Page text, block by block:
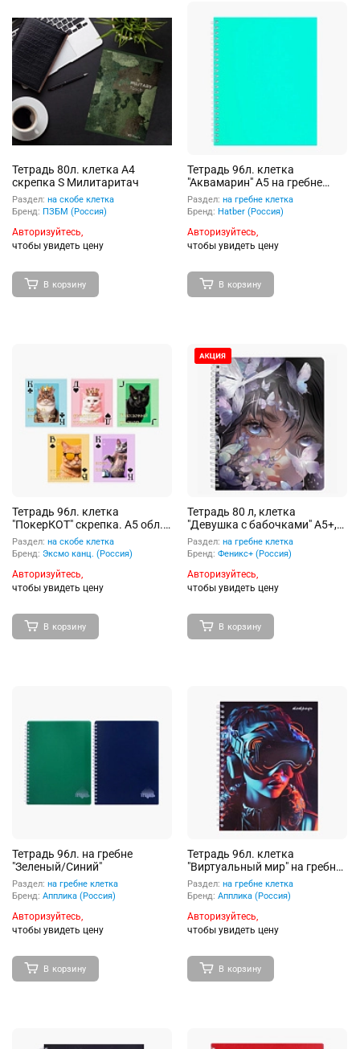
Тетрадь 80л. клетка А4
скрепка S Милитаритач
Раздел: на скобе клетка
Бренд: ПЗБМ (Россия)
Авторизуйтесь,
чтобы увидеть цену
В корзину
Тетрадь 96л. клетка
"Аквамарин" А5 на гребне
ламинация Soft-touch
SoloMatte
Раздел: на гребне клетка
Бренд: Hatber (Россия)
Авторизуйтесь,
чтобы увидеть цену
В корзину
Тетрадь 96л. клетка
"ПокерКОТ" скрепка. А5 обл.:
выб.лак с черн.пигментом
(термоподъем)
Раздел: на скобе клетка
Бренд: Эксмо канц. (Россия)
Авторизуйтесь,
чтобы увидеть цену
В корзину
Тетрадь 80 л, клетка
"Девушка с бабочками" А5+,
гребень
Раздел: на гребне клетка
Бренд: Феникс+ (Россия)
Авторизуйтесь,
чтобы увидеть цену
В корзину
Тетрадь 96л. на гребне
"Зеленый/Синий"
Раздел: на гребне клетка
Бренд: Апплика (Россия)
Авторизуйтесь,
чтобы увидеть цену
В корзину
Тетрадь 96л. клетка
"Виртуальный мир" на гребне,
обл. сплошной УФ лак
Раздел: на гребне клетка
Бренд: Апплика (Россия)
Авторизуйтесь,
чтобы увидеть цену
В корзину